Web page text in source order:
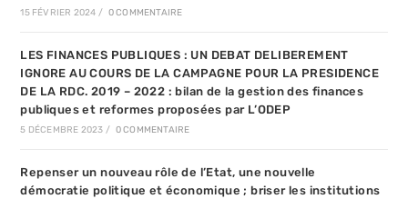
15 FÉVRIER 2024 / 0 COMMENTAIRE
LES FINANCES PUBLIQUES : UN DEBAT DELIBEREMENT
IGNORE AU COURS DE LA CAMPAGNE POUR LA PRESIDENCE
DE LA RDC. 2019 – 2022 : bilan de la gestion des finances
publiques et reformes proposées par L’ODEP
5 DÉCEMBRE 2023 / 0 COMMENTAIRE
Repenser un nouveau rôle de l’Etat, une nouvelle
démocratie politique et économique ; briser les institutions